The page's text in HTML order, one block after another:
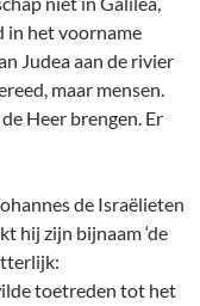
in het voorname
Judea aan de rivier
maar mensen.
Heer brengen. Er
de Israëlieten
hij zijn bijnaam ‘de
toetreden tot het